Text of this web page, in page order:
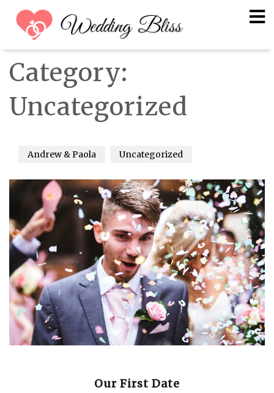
Category:
Uncategorized
Andrew & Paola Uncategorized
Our First Date